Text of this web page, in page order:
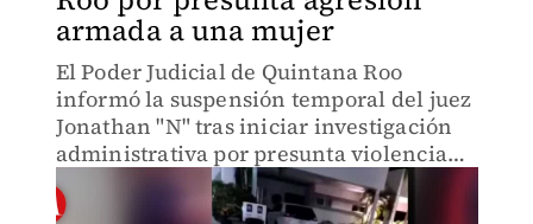
armada a una mujer
El Poder Judicial de Quintana Roo
informó la suspensión temporal del juez
Jonathan "N" tras iniciar investigación
administrativa por presunta violencia
contra una mujer, reportada el 26 de
diciembre.